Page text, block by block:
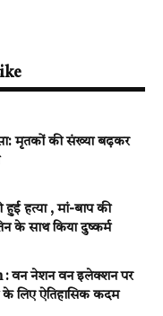
मृतकों की संख्या बढ़कर
हत्या , मां-बाप की
के साथ किया दुष्कर्म
वन नेशन वन इलेक्शन पर
लिए ऐतिहासिक कदम